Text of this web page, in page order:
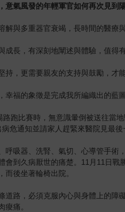
意氣風發的年輕軍官如何再次見到
與多重器官衰竭，長時間的醫療與
長，有深刻地闡述與體驗，值得
，更需要親友的支持與鼓勵，才
幸福的象徵是完成我所編織出的
路跑比賽時，無意識暈倒被送往
危通知並請家人趕緊來醫院見最後
呼吸器、洗腎、氣切、心導管手
會到久病厭世的痛楚。11月11日
而後坐著輪椅出院。
道路，必須克服內心與身體上的
痠痛。